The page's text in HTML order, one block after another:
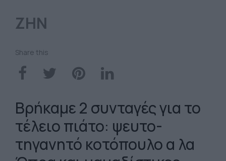
ΖΗΝ
Share this
Βρήκαμε 2 συνταγές για το
τέλειο πιάτο: ψευτο-
τηγανητό κοτόπουλο α λα